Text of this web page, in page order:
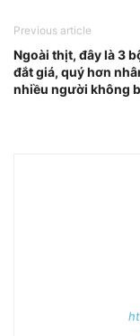
Previous article
Ngoài thịt, đây là 3
đắt giá, quý hơn
nhiều người không